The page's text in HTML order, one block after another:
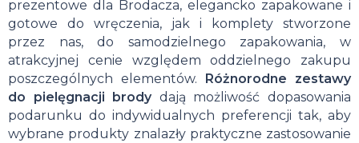
prezentowe dla Brodacza, elegancko zapakowane i
gotowe do wręczenia, jak i komplety stworzone
przez nas, do samodzielnego zapakowania, w
atrakcyjnej cenie względem oddzielnego zakupu
poszczególnych elementów. Różnorodne zestawy
do pielęgnacji brodydają możliwość dopasowania
podarunku do indywidualnych preferencji tak, aby
wybrane produkty znalazły praktyczne zastosowanie